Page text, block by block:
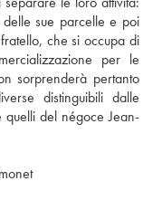
sue parcelle e poi
che si occupa di
per le
sorprenderà pertanto
distinguibili dalle
quelli del négoce Jean-